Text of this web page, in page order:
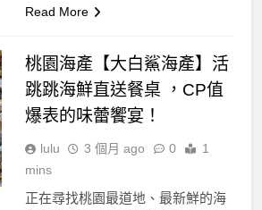
Read More
桃園海產【大白鯊海產】活
跳跳海鮮直送餐桌 ，CP值
爆表的味蕾饗宴！
lulu 3 個月 ago 0
1
mins
正在尋找桃園最道地、最新鮮的海